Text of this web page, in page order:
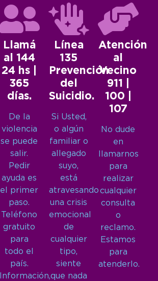
Llamá
al 144
24 hs |
365
días.
De la
violencia
se puede
salir.
Pedir
ayuda es
el primer
paso.
Teléfono
gratuito
para
todo el
país.
Información,
Línea
135
Prevención
del
Suicidio.
Si Usted,
o algún
familiar o
allegado
suyo,
está
atravesando
una crisis
emocional
de
cualquier
tipo,
siente
que nada
Atención
al
Vecino
911 |
100 |
107
No dude
en
llamarnos
para
realizar
cualquier
consulta
o
reclamo.
Estamos
para
atenderlo.